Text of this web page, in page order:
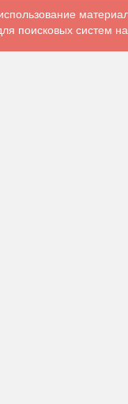
поисковых систем